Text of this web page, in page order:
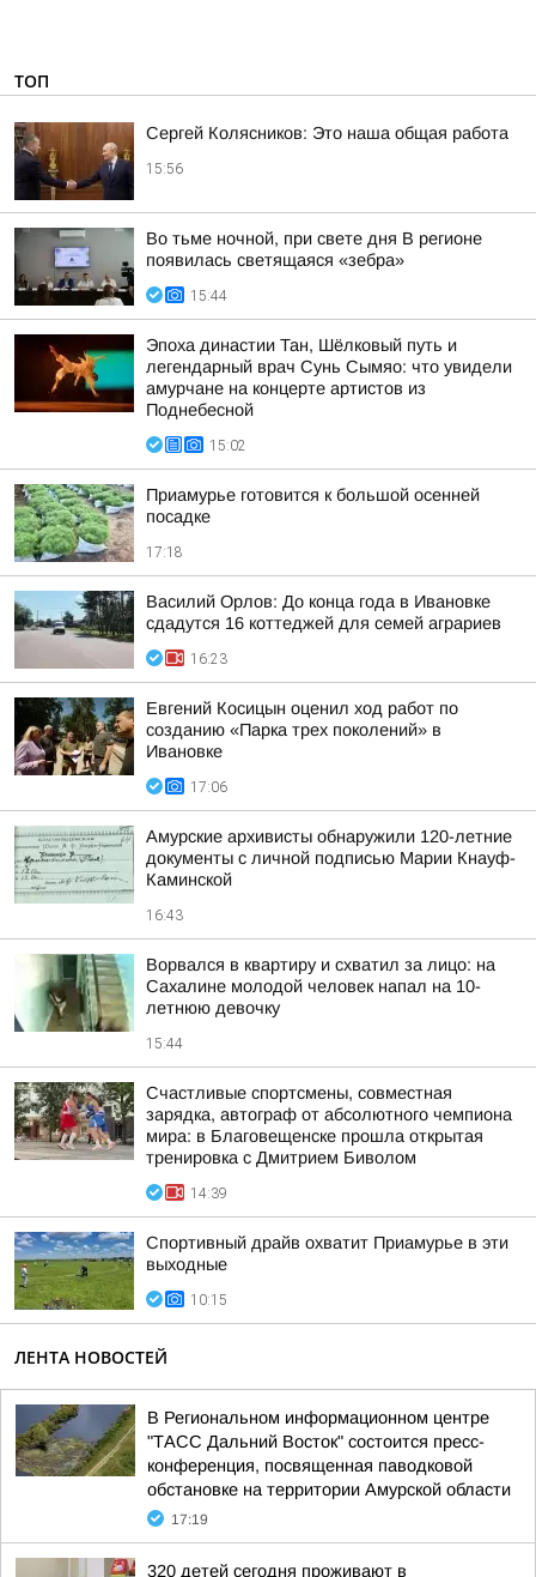
ТОП
Сергей Колясников: Это наша общая работа
15:56
Во тьме ночной, при свете дня В регионе
появилась светящаяся «зебра»
15:44
Эпоха династии Тан, Шёлковый путь и
легендарный врач Сунь Сымяо: что увидели
амурчане на концерте артистов из
Поднебесной
15:02
Приамурье готовится к большой осенней
посадке
17:18
Василий Орлов: До конца года в Ивановке
сдадутся 16 коттеджей для семей аграриев
16:23
Евгений Косицын оценил ход работ по
созданию «Парка трех поколений» в
Ивановке
17:06
Амурские архивисты обнаружили 120-летние
документы с личной подписью Марии Кнауф-
Каминской
16:43
Ворвался в квартиру и схватил за лицо: на
Сахалине молодой человек напал на 10-
летнюю девочку
15:44
Счастливые спортсмены, совместная
зарядка, автограф от абсолютного чемпиона
мира: в Благовещенске прошла открытая
тренировка с Дмитрием Биволом
14:39
Спортивный драйв охватит Приамурье в эти
выходные
10:15
ЛЕНТА НОВОСТЕЙ
В Региональном информационном центре
"ТАСС Дальний Восток" состоится пресс-
конференция, посвященная паводковой
обстановке на территории Амурской области
17:19
320 детей сегодня проживают в